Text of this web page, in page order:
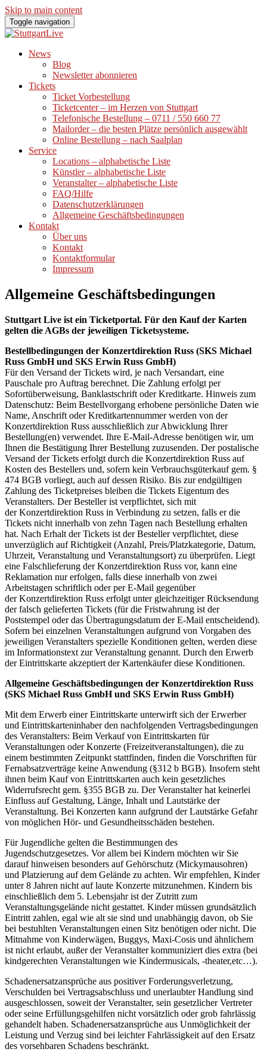
Skip to main content
Toggle navigation
News
Blog
Newsletter abonnieren
Tickets
Ticket Vorbestellung
Ticketcenter – im Herzen von Stuttgart
Telefonische Bestellung – 0711 / 550 660 77
Mailorder – die besten Plätze persönlich ausgewählt
Online Bestellung – nach Saalplan
Service
Locations – alphabetische Liste
Künstler – alphabetische Liste
Veranstalter – alphabetische Liste
FAQ/Hilfe
Datenschutzerklärungen
Allgemeine Geschäftsbedingungen
Kontakt
Über uns
Kontakt
Kontaktformular
Impressum
Allgemeine Geschäftsbedingungen
Stuttgart Live ist ein Ticketportal. Für den Kauf der Karten
gelten die AGBs der jeweiligen Ticketsysteme.
Bestellbedingungen der Konzertdirektion Russ (SKS Michael
Russ GmbH und SKS Erwin Russ GmbH)
Für den Versand der Tickets wird, je nach Versandart, eine
Pauschale pro Auftrag berechnet. Die Zahlung erfolgt per
Sofortüberweisung, Banklastschrift oder Kreditkarte. Hinweis zum
Datenschutz: Beim Bestellvorgang erhobene persönliche Daten wie
Name, Anschrift oder Kreditkartennummer werden von der
Konzertdirektion Russ ausschließlich zur Abwicklung Ihrer
Bestellung(en) verwendet. Ihre E-Mail-Adresse benötigen wir, um
Ihnen die Bestätigung Ihrer Bestellung zuzusenden. Der postalische
Versand der Tickets erfolgt durch die Konzertdirektion Russ auf
Kosten des Bestellers und, sofern kein Verbrauchsgüterkauf gem. §
474 BGB vorliegt, auch auf dessen Risiko. Bis zur endgültigen
Zahlung des Ticketpreises bleiben die Tickets Eigentum des
Veranstalters. Der Besteller ist verpflichtet, sich mit
der Konzertdirektion Russ in Verbindung zu setzen, falls er die
Tickets nicht innerhalb von zehn Tagen nach Bestellung erhalten
hat. Nach Erhalt der Tickets ist der Besteller verpflichtet, diese
unverzüglich auf Richtigkeit (Anzahl, Preis/Platzkategorie, Datum,
Uhrzeit, Veranstaltung und Veranstaltungsort) zu überprüfen. Liegt
eine Falschlieferung der Konzertdirektion Russ vor, kann eine
Reklamation nur erfolgen, falls diese innerhalb von zwei
Arbeitstagen schriftlich oder per E-Mail gegenüber
der Konzertdirektion Russ erfolgt unter gleichzeitiger Rücksendung
der falsch gelieferten Tickets (für die Fristwahrung ist der
Poststempel oder das Übertragungsdatum der E-Mail entscheidend).
Sofern bei einzelnen Veranstaltungen aufgrund von Vorgaben des
jeweiligen Veranstalters spezielle Konditionen gelten, werden diese
im Informationstext zur Veranstaltung genannt. Durch den Erwerb
der Eintrittskarte akzeptiert der Kartenkäufer diese Konditionen.
Allgemeine Geschäftsbedingungen der Konzertdirektion Russ
(SKS Michael Russ GmbH und SKS Erwin Russ GmbH)
Mit dem Erwerb einer Eintrittskarte unterwirft sich der Erwerber
und Eintrittskarteninhaber den nachfolgenden Vertragsbedingungen
des Veranstalters: Beim Verkauf von Eintrittskarten für
Veranstaltungen oder Konzerte (Freizeitveranstaltungen), die zu
einem bestimmten Zeitpunkt stattfinden, finden die Vorschriften für
Fernabsatzverträge keine Anwendung (§312 b BGB). Insofern steht
ihnen beim Kauf von Eintrittskarten auch kein gesetzliches
Widerrufsrecht gem. §355 BGB zu. Der Veranstalter hat keinerlei
Einfluss auf Gestaltung, Länge, Inhalt und Lautstärke der
Veranstaltung. Bei Konzerten kann aufgrund der Lautstärke Gefahr
von möglichen Hör- und Gesundheitsschäden bestehen.
Für Jugendliche gelten die Bestimmungen des
Jugendschutzgesetzes. Vor allem bei Kindern möchten wir Sie
darauf hinweisen besonders auf Gehörschutz (Mickymausohren)
und Platzierung auf dem Gelände zu achten. Wir empfehlen, Kinder
unter 8 Jahren nicht auf laute Konzerte mitzunehmen. Kindern bis
einschließlich dem 5. Lebensjahr ist der Zutritt zum
Veranstaltungsgelände nicht gestattet. Kinder müssen grundsätzlich
Eintritt zahlen, egal wie alt sie sind und unabhängig davon, ob Sie
bei bestuhlten Veranstaltungen einen Sitz benötigen oder nicht. Die
Mitnahme von Kinderwägen, Buggys, Maxi-Cosis und ähnlichem
ist nicht erlaubt, außer der Veranstalter kommuniziert dies extra (bei
kindgerechten Veranstaltungen wie Kindermusicals, -theater,etc…).
Schadenersatzansprüche aus positiver Forderungsverletzung,
Verschulden bei Vertragsabschluss und unerlaubter Handlung sind
ausgeschlossen, soweit der Veranstalter, sein gesetzlicher Vertreter
oder seine Erfüllungsgehilfen nicht vorsätzlich oder grob fahrlässig
gehandelt haben. Schadenersatzansprüche aus Unmöglichkeit der
Leistung und Verzug sind bei leichter Fahrlässigkeit auf den Ersatz
des vorsehbaren Schadens beschränkt.